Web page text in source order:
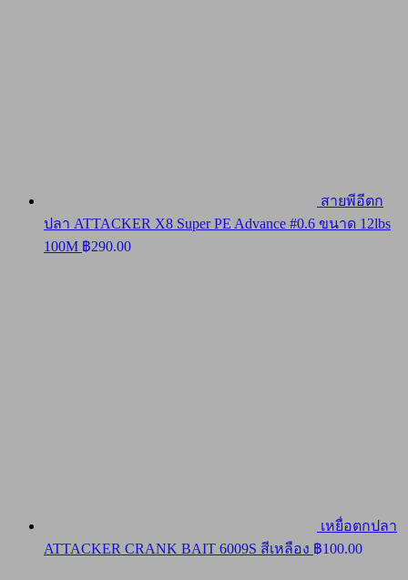
สายพีอีตก
ปลา ATTACKER X8 Super PE Advance #0.6 ขนาด 12lbs
100M ฿290.00
เหยื่อตกปลา
ATTACKER CRANK BAIT 6009S สีเหลือง ฿100.00